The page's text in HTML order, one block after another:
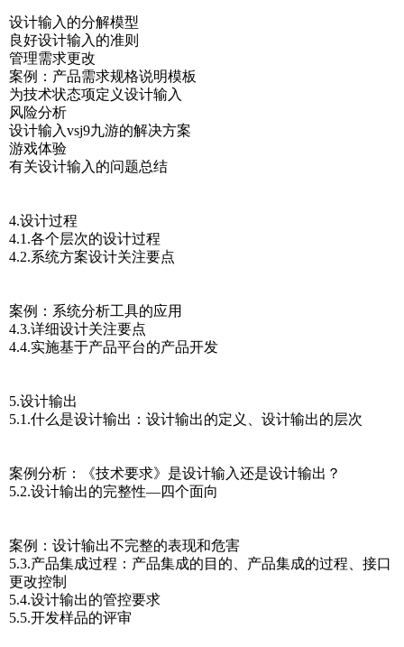
设计输入的分解模型
良好设计输入的准则
管理需求更改
案例：产品需求规格说明模板
为技术状态项定义设计输入
风险分析
设计输入vsj9九游的解决方案
游戏体验
有关设计输入的问题总结
4.设计过程
4.1.各个层次的设计过程
4.2.系统方案设计关注要点
案例：系统分析工具的应用
4.3.详细设计关注要点
4.4.实施基于产品平台的产品开发
5.设计输出
5.1.什么是设计输出：设计输出的定义、设计输出的层次
案例分析：《技术要求》是设计输入还是设计输出？
5.2.设计输出的完整性—四个面向
案例：设计输出不完整的表现和危害
5.3.产品集成过程：产品集成的目的、产品集成的过程、接口
更改控制
5.4.设计输出的管控要求
5.5.开发样品的评审